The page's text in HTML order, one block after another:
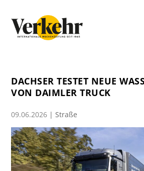
DACHSER TESTET NEUE
VON DAIMLER TRUCK
09.06.2026 |Straße